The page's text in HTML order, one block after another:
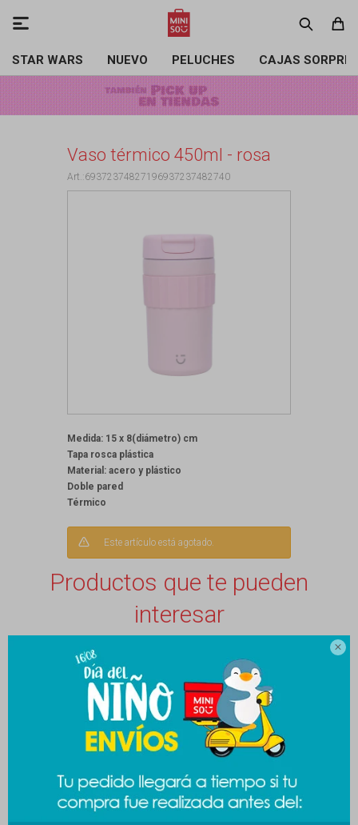

STAR WARS NUEVO PELUCHES CAJAS

Vaso térmico 450ml - rosa
69372374827196937237482740
Medida: 15 x 8(diámetro) cm
Tapa rosca plástica
Material: acero y plástico
Doble pared
Térmico
Este artículo está agotado.
Productos que te pueden
interesar